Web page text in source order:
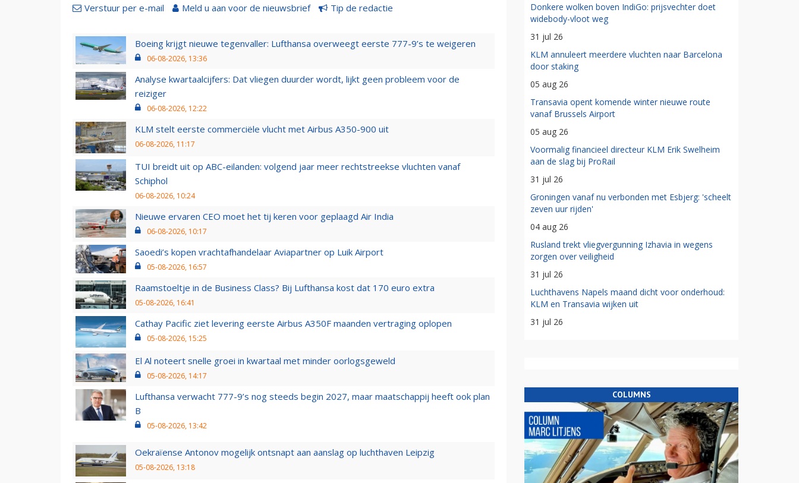
Verstuur per e-mail Meld u aan voor de nieuwsbrief Tip de redactie
Boeing krijgt nieuwe tegenvaller: Lufthansa overweegt eerste 777-9’s te weigeren
06-08-2026, 13:36
Analyse kwartaalcijfers: Dat vliegen duurder wordt, lijkt geen probleem voor de
reiziger
06-08-2026, 12:22
KLM stelt eerste commerciële vlucht met Airbus A350-900 uit
06-08-2026, 11:17
TUI breidt uit op ABC-eilanden: volgend jaar meer rechtstreekse vluchten vanaf
Schiphol
06-08-2026, 10:24
Nieuwe ervaren CEO moet het tij keren voor geplaagd Air India
06-08-2026, 10:17
Saoedi’s kopen vrachtafhandelaar Aviapartner op Luik Airport
05-08-2026, 16:57
Raamstoeltje in de Business Class? Bij Lufthansa kost dat 170 euro extra
05-08-2026, 16:41
Cathay Pacific ziet levering eerste Airbus A350F maanden vertraging oplopen
05-08-2026, 15:25
El Al noteert snelle groei in kwartaal met minder oorlogsgeweld
05-08-2026, 14:17
Lufthansa verwacht 777-9’s nog steeds begin 2027, maar maatschappij heeft ook plan
B
05-08-2026, 13:42
Oekraïense Antonov mogelijk ontsnapt aan aanslag op luchthaven Leipzig
05-08-2026, 13:18
Donkere wolken boven IndiGo: prijsvechter doet
widebody-vloot weg
31 jul 26
KLM annuleert meerdere vluchten naar Barcelona
door staking
05 aug 26
Transavia opent komende winter nieuwe route
vanaf Brussels Airport
05 aug 26
Voormalig financieel directeur KLM Erik Swelheim
aan de slag bij ProRail
31 jul 26
Groningen vanaf nu verbonden met Esbjerg: 'scheelt
zeven uur rijden'
04 aug 26
Rusland trekt vliegvergunning Izhavia in wegens
zorgen over veiligheid
31 jul 26
Luchthavens Napels maand dicht voor onderhoud:
KLM en Transavia wijken uit
31 jul 26
COLUMNS